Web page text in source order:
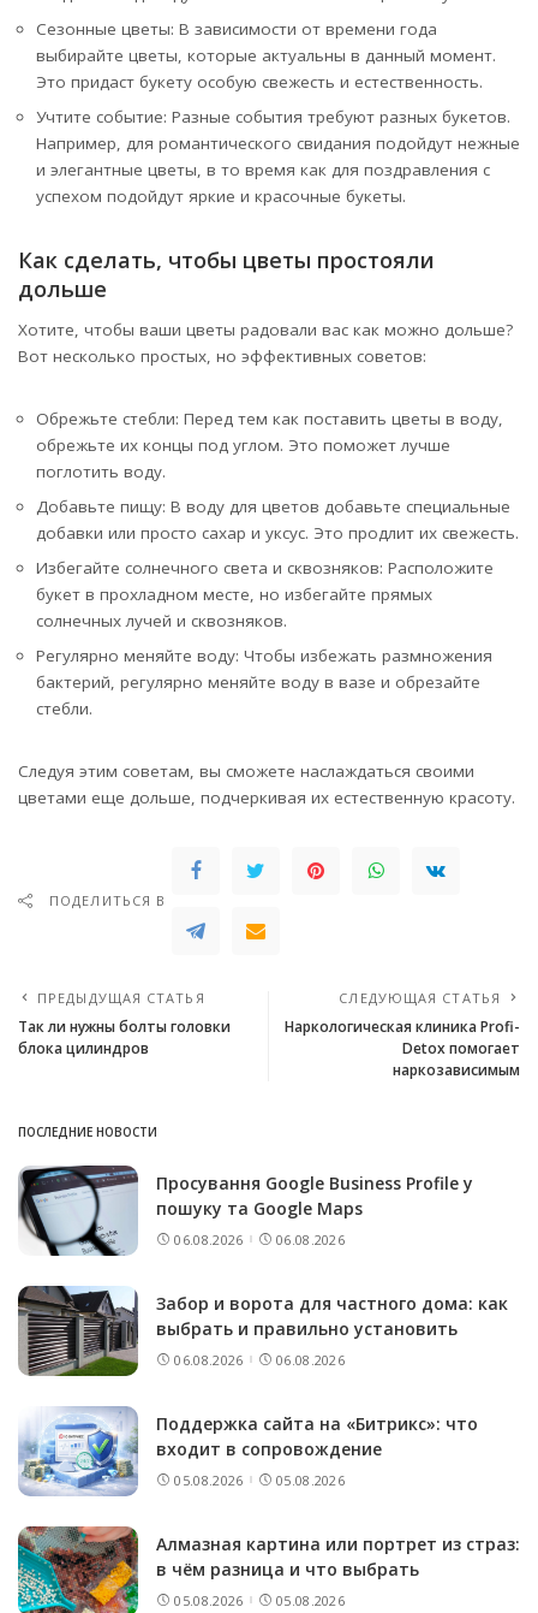
Сезонные цветы: В зависимости от времени года
выбирайте цветы, которые актуальны в данный момент.
Это придаст букету особую свежесть и естественность.
Учтите событие: Разные события требуют разных букетов.
Например, для романтического свидания подойдут нежные
и элегантные цветы, в то время как для поздравления с
успехом подойдут яркие и красочные букеты.
Как сделать, чтобы цветы простояли
дольше
Хотите, чтобы ваши цветы радовали вас как можно дольше?
Вот несколько простых, но эффективных советов:
Обрежьте стебли: Перед тем как поставить цветы в воду,
обрежьте их концы под углом. Это поможет лучше
поглотить воду.
Добавьте пищу: В воду для цветов добавьте специальные
добавки или просто сахар и уксус. Это продлит их свежесть.
Избегайте солнечного света и сквозняков: Расположите
букет в прохладном месте, но избегайте прямых
солнечных лучей и сквозняков.
Регулярно меняйте воду: Чтобы избежать размножения
бактерий, регулярно меняйте воду в вазе и обрезайте
стебли.
Следуя этим советам, вы сможете наслаждаться своими
цветами еще дольше, подчеркивая их естественную красоту.
ПОДЕЛИТЬСЯ В
ПРЕДЫДУЩАЯ СТАТЬЯ
Так ли нужны болты головки
блока цилиндров
СЛЕДУЮЩАЯ СТАТЬЯ
Наркологическая клиника Profi-
Detox помогает
наркозависимым
ПОСЛЕДНИЕ НОВОСТИ
Просування Google Business Profile у
пошуку та Google Maps
06.08.2026 06.08.2026
Забор и ворота для частного дома: как
выбрать и правильно установить
06.08.2026 06.08.2026
Поддержка сайта на «Битрикс»: что
входит в сопровождение
05.08.2026 05.08.2026
Алмазная картина или портрет из страз:
в чём разница и что выбрать
05.08.2026 05.08.2026